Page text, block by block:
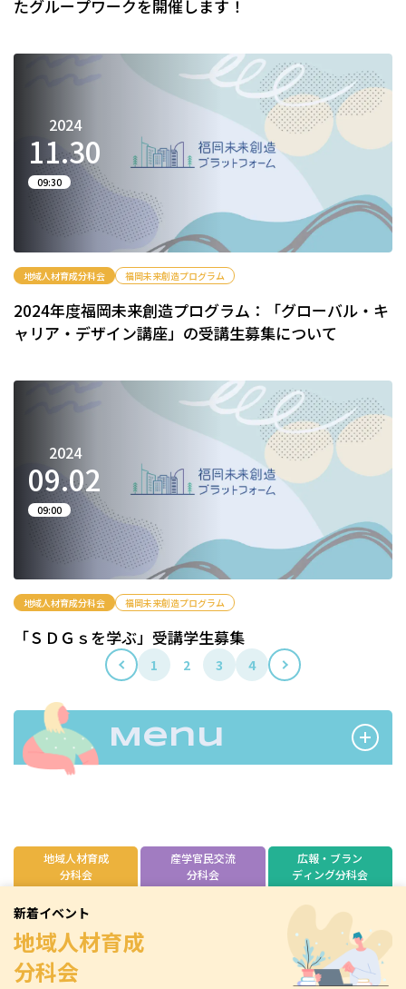
たグループワークを開催します！
2024
11.30
09:30
地域人材育成分科会 福岡未来創造プログラム
2024年度福岡未来創造プログラム：「グローバル・キ
ャリア・デザイン講座」の受講生募集について
2024
09.02
09:00
地域人材育成分科会 福岡未来創造プログラム
「ＳＤＧｓを学ぶ」受講学生募集
投
の
ペ
送
り
前
へ
1 2 3 4 次
へ
Menu
地域人材育成
分科会
産学官民交流
分科会
広報・ブラン
ディング分科会
新着イベント
地域人材育成
分科会